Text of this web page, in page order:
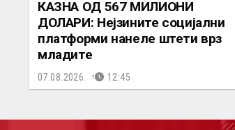
КАЗНА ОД 567 МИЛИОНИ
ДОЛАРИ: Нејзините социјални
платформи нанеле штети врз
младите
07.08.2026. 12:45